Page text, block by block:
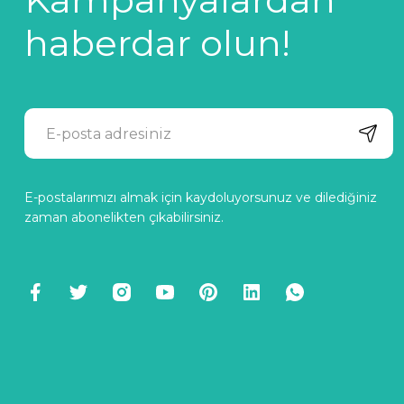
haberdar olun!
E-postalarımızı almak için kaydoluyorsunuz ve dilediğiniz
zaman abonelikten çıkabilirsiniz.